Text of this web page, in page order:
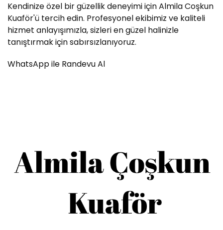
Kendinize özel bir güzellik deneyimi için Almila Coşkun
Kuaför'ü tercih edin. Profesyonel ekibimiz ve kaliteli
hizmet anlayışımızla, sizleri en güzel halinizle
tanıştırmak için sabırsızlanıyoruz.
WhatsApp ile Randevu Al